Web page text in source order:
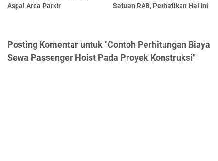
Aspal Area Parkir
Satuan RAB, Perhatikan Hal Ini
Posting Komentar untuk "Contoh Perhitungan Biaya
Sewa Passenger Hoist Pada Proyek Konstruksi"